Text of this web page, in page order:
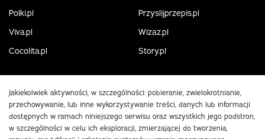
Polki.pl
Przyslijprzepis.pl
Viva.pl
Wizaz.pl
Cocolita.pl
Story.pl
Jakiekolwiek aktywności, w szczególności: pobieranie, zwielokrotnianie,
przechowywanie, lub inne wykorzystywanie treści, danych lub informacji
dostępnych w ramach niniejszego serwisu oraz wszystkich jego podstron,
w szczególności w celu ich eksploracji, zmierzającej do tworzenia,